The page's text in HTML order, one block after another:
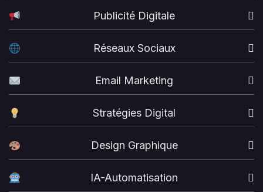
Publicité Digitale
Réseaux Sociaux
Email Marketing
Stratégies Digital
Design Graphique
IA-Automatisation